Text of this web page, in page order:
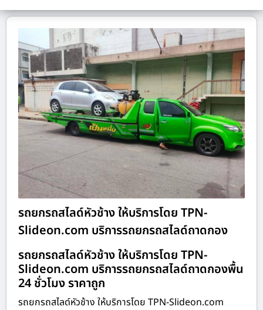
รถยกรถสไลด์หัวช้าง ให้บริการโดย TPN-
Slideon.com บริการรถยกรถสไลด์ถาดกอง
รถยกรถสไลด์หัวช้าง ให้บริการโดย TPN-
Slideon.com บริการรถยกรถสไลด์ถาดกองพื้น
24 ชั่วโมง ราคาถูก
รถยกรถสไลด์หัวช้าง ให้บริการโดย TPN-Slideon.com